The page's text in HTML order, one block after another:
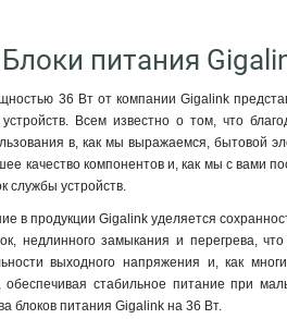
питания
36 Вт от компании Gigalink
Всем известно о том, что
в, как мы выражаемся, бытовой
качество компонентов и, как мы с вами
службы устройств.
в продукции Gigalink уделяется
недлинного замыкания и перегрева,
выходного напряжения и, как
стабильное питание при
блоков питания Gigalink на 36 Вт.